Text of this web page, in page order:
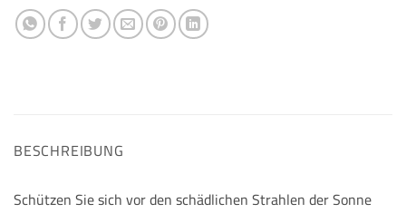
BESCHREIBUNG
Schützen Sie sich vor den schädlichen Strahlen der Sonne